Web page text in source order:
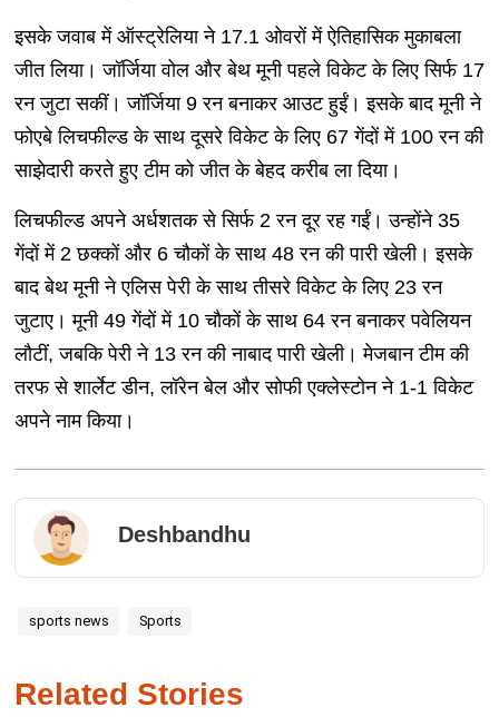
इसके जवाब में ऑस्ट्रेलिया ने 17.1 ओवरों में ऐतिहासिक मुकाबला
जीत लिया। जॉर्जिया वोल और बेथ मूनी पहले विकेट के लिए सिर्फ 17
रन जुटा सकीं। जॉर्जिया 9 रन बनाकर आउट हुईं। इसके बाद मूनी ने
फोएबे लिचफील्ड के साथ दूसरे विकेट के लिए 67 गेंदों में 100 रन की
साझेदारी करते हुए टीम को जीत के बेहद करीब ला दिया।
लिचफील्ड अपने अर्धशतक से सिर्फ 2 रन दूर रह गईं। उन्होंने 35
गेंदों में 2 छक्कों और 6 चौकों के साथ 48 रन की पारी खेली। इसके
बाद बेथ मूनी ने एलिस पेरी के साथ तीसरे विकेट के लिए 23 रन
जुटाए। मूनी 49 गेंदों में 10 चौकों के साथ 64 रन बनाकर पवेलियन
लौटीं, जबकि पेरी ने 13 रन की नाबाद पारी खेली। मेजबान टीम की
तरफ से शार्लेट डीन, लॉरेन बेल और सोफी एक्लेस्टोन ने 1-1 विकेट
अपने नाम किया।
Deshbandhu
sports news Sports
Related Stories